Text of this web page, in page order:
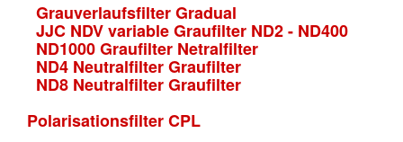
Grauverlaufsfilter Gradual
JJC NDV variable Graufilter ND2 - ND400
ND1000 Graufilter Netralfilter
ND4 Neutralfilter Graufilter
ND8 Neutralfilter Graufilter
Polarisationsfilter CPL